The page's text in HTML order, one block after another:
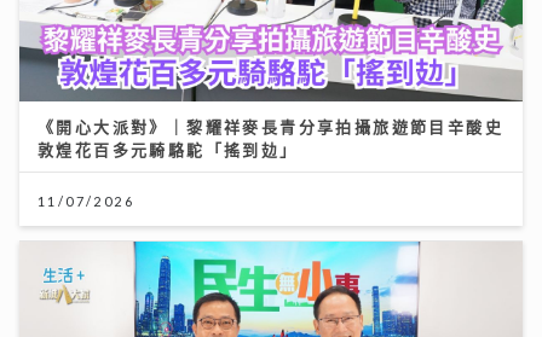
《開心大派對》｜黎耀祥麥長青分享拍攝旅遊節目辛酸史
敦煌花百多元騎駱駝「搖到攰」
11/07/2026